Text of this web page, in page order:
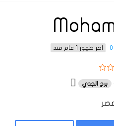
0 اخر ظهور 1 عام منذ
برج الجدي
مصر